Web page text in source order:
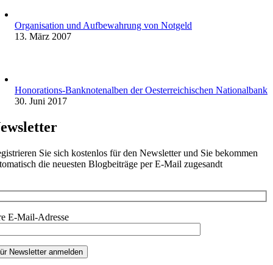
Organisation und Aufbewahrung von Notgeld
13. März 2007
Honorations-Banknotenalben der Oesterreichischen Nationalbank
30. Juni 2017
Sie sich kostenlos für den Newsletter und Sie bekommen
die neuesten Blogbeiträge per E-Mail zugesandt
E-Mail-Adresse